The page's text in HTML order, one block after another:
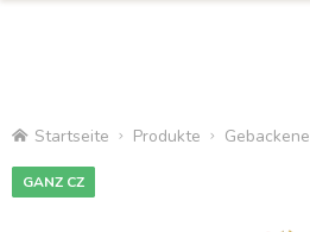
Startseite Produkte Gebackene
GANZ CZ